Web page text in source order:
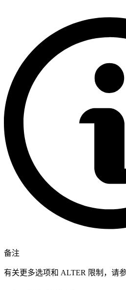
备注
有关更多选项和 ALTER 限制，请